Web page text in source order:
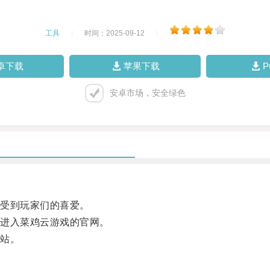
工具 时间：2025-09-12
下载 苹果下载
安卓市场，安全绿色
玩家们的喜爱。
菜鸡云游戏的官网。
。